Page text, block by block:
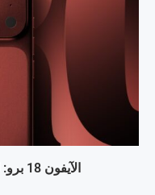
الآيفون 18 برو: لونٌ جديد يلوّن المستقبل.